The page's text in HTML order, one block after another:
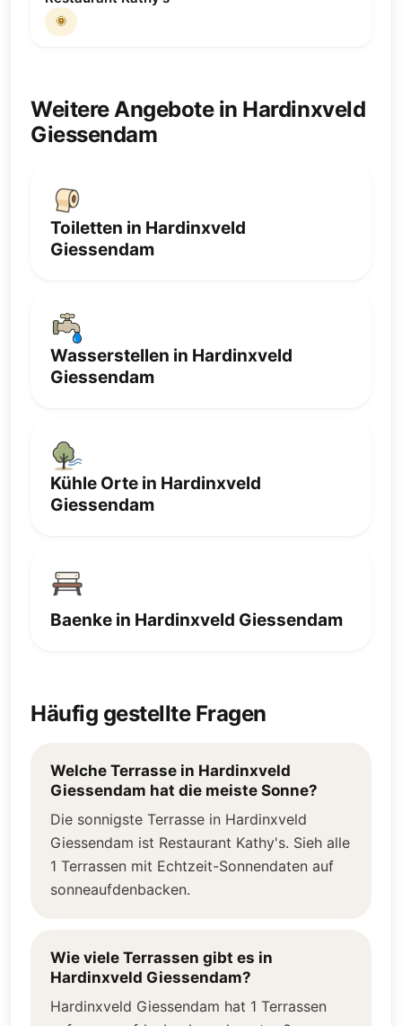
🌞
Weitere Angebote in Hardinxveld
Giessendam
Toiletten in Hardinxveld
Giessendam
Wasserstellen in Hardinxveld
Giessendam
Kühle Orte in Hardinxveld
Giessendam
Baenke in Hardinxveld Giessendam
Häufig gestellte Fragen
Welche Terrasse in Hardinxveld
Giessendam hat die meiste Sonne?
Die sonnigste Terrasse in Hardinxveld
Giessendam ist Restaurant Kathy's. Sieh alle
1 Terrassen mit Echtzeit-Sonnendaten auf
sonneaufdenbacken.
Wie viele Terrassen gibt es in
Hardinxveld Giessendam?
Hardinxveld Giessendam hat 1 Terrassen